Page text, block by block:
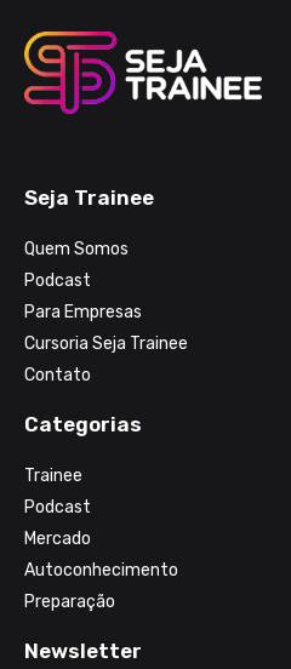
Seja Trainee
Quem Somos
Podcast
Para Empresas
Cursoria Seja Trainee
Contato
Categorias
Trainee
Podcast
Mercado
Autoconhecimento
Preparação
Newsletter